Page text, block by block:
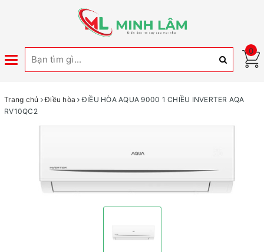
Toggle
0
Trang chủ Điều hòa
ĐIỀU HÒA AQUA 9000 1 CHIỀU INVERTER AQA
RV10QC2